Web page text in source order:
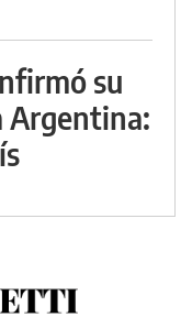
su
Argentina: